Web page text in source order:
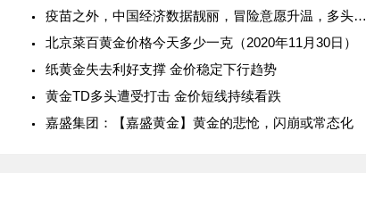
疫苗之外，中国经济数据靓丽，冒险意愿升温，多头再遭“绞杀
北京菜百黄金价格今天多少一克（2020年11月30日）
纸黄金失去利好支撑 金价稳定下行趋势
黄金TD多头遭受打击 金价短线持续看跌
嘉盛集团：【嘉盛黄金】黄金的悲怆，闪崩或常态化